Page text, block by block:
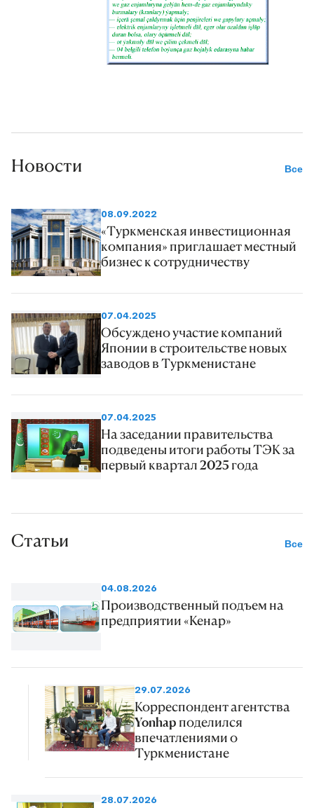
Новости Все
08.09.2022
«Туркменская инвестиционная
компания» приглашает местный
бизнес к сотрудничеству
07.04.2025
Обсуждено участие компаний
Японии в строительстве новых
заводов в Туркменистане
07.04.2025
На заседании правительства
подведены итоги работы ТЭК за
первый квартал 2025 года
Статьи Все
04.08.2026
Производственный подъем на
предприятии «Кенар»
29.07.2026
Корреспондент агентства
Yonhap поделился
впечатлениями о
Туркменистане
28.07.2026